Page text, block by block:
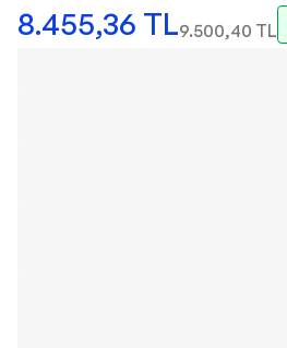
8.455,36 TL9.500,40 TL